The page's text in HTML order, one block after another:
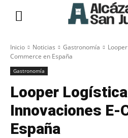
Inicio Noticias Gastronomía
Commerce en España
Gastronomía
Looper
Innovaciones E-
España